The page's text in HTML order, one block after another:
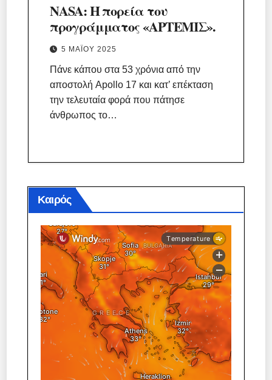
NASA: Η πορεία του
προγράμματος «ΑΡΤΕΜΙΣ».
5 ΜΑΪ́ΟΥ 2025
Πάνε κάπου στα 53 χρόνια από την
αποστολή Apollo 17 και κατ’ επέκταση
την τελευταία φορά που πάτησε
άνθρωπος το…
Καιρός